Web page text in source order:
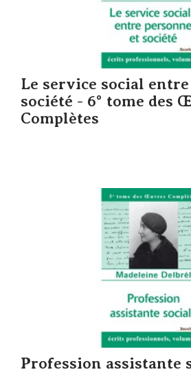
Le service social
société - 6° tome des
Complètes
Profession assistante